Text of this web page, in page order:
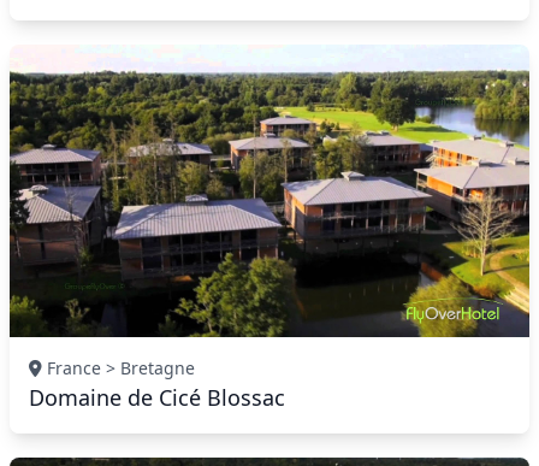
France > Bretagne
Domaine de Cicé Blossac